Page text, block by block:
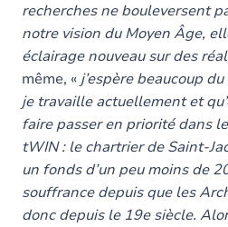
recherches ne bouleversent
notre vision du Moyen Âge,
éclairage nouveau sur des
même, « j’espère beaucoup
je travaille actuellement et
faire passer en priorité dans
tWIN : le chartrier de Saint-
un fonds d’un peu moins de
souffrance depuis que les
donc depuis le 19e siècle.